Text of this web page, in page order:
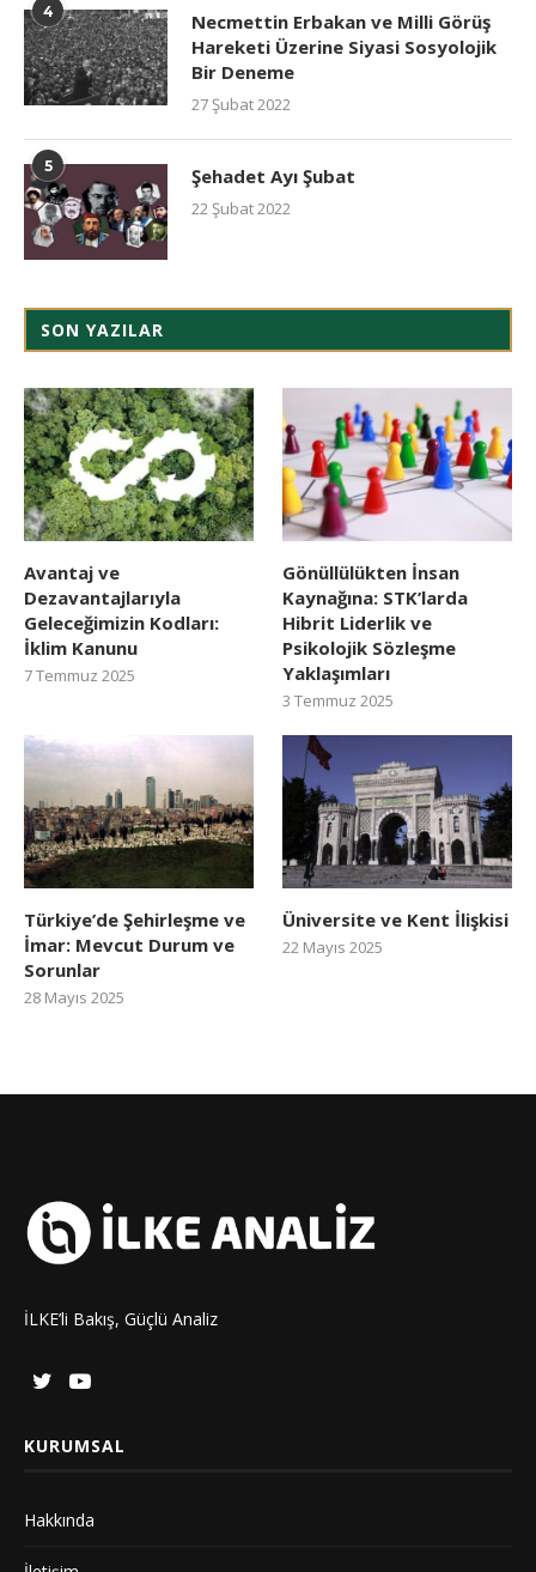
4
Necmettin Erbakan ve Milli Görüş
Hareketi Üzerine Siyasi Sosyolojik
Bir Deneme
27 Şubat 2022
5 Şehadet Ayı Şubat
22 Şubat 2022
SON YAZILAR
Avantaj ve
Dezavantajlarıyla
Geleceğimizin Kodları:
İklim Kanunu
7 Temmuz 2025
Gönüllülükten İnsan
Kaynağına: STK’larda
Hibrit Liderlik ve
Psikolojik Sözleşme
Yaklaşımları
3 Temmuz 2025
Türkiye’de Şehirleşme ve
İmar: Mevcut Durum ve
Sorunlar
28 Mayıs 2025
Üniversite ve Kent İlişkisi
22 Mayıs 2025
İLKE’li Bakış, Güçlü Analiz
KURUMSAL
Hakkında